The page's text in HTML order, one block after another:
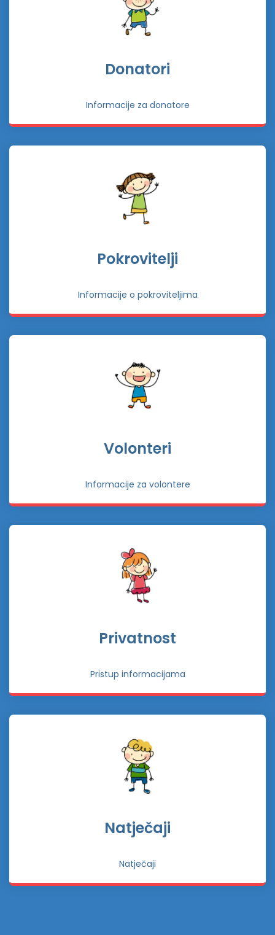
Donatori
Informacije za donatore
Pokrovitelji
Informacije o pokroviteljima
Volonteri
Informacije za volontere
Privatnost
Pristup informacijama
Natječaji
Natječaji